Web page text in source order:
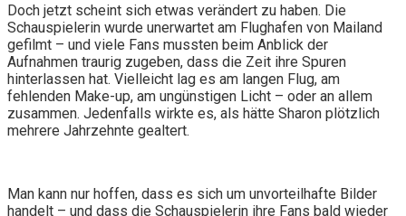
Doch jetzt scheint sich etwas verändert zu haben. Die
Schauspielerin wurde unerwartet am Flughafen von Mailand
gefilmt – und viele Fans mussten beim Anblick der
Aufnahmen traurig zugeben, dass die Zeit ihre Spuren
hinterlassen hat. Vielleicht lag es am langen Flug, am
fehlenden Make-up, am ungünstigen Licht – oder an allem
zusammen. Jedenfalls wirkte es, als hätte Sharon plötzlich
mehrere Jahrzehnte gealtert.
Man kann nur hoffen, dass es sich um unvorteilhafte Bilder
handelt – und dass die Schauspielerin ihre Fans bald wieder